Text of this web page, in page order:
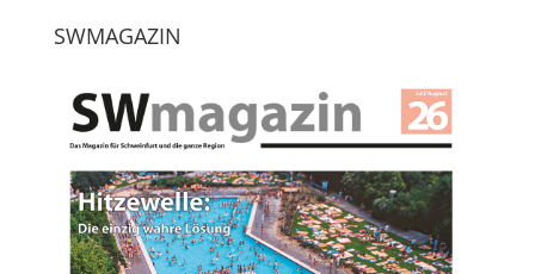
SWMAGAZIN